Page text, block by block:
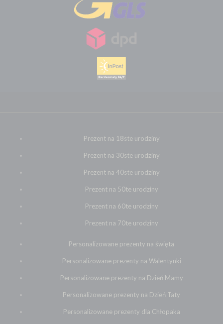
Prezent na 18ste urodziny
Prezent na 30ste urodziny
Prezent na 40ste urodziny
Prezent na 50te urodziny
Prezent na 60te urodziny
Prezent na 70te urodziny
Personalizowane prezenty na święta
Personalizowane prezenty na Walentynki
Personalizowane prezenty na Dzień Mamy
Personalizowane prezenty na Dzień Taty
Personalizowane prezenty dla Chłopaka